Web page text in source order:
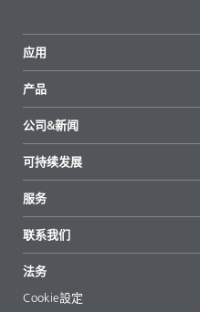
应用
产品
所有产品
重点推荐
公司&新闻
新闻
新闻和媒体
地区和分销商
展会和活动
可持续发展
可持续产品
成功案例
EcoVadis
认证
服务
起始配方
文章
电子书
联系我们
法务
Cookie設定